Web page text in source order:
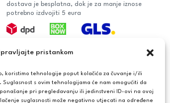
pristankom
koristimo tehnologije poput kolačića za čuvanje i/ili
s ovim tehnologijama će nam omogućiti da
pri pregledavanju ili jedinstveni ID-ovi na ovoj
suglasnosti može negativno utjecati na određene
dostava je besplatna, dok je za manje iznose
potrebno izdvojiti 5 eura
Bankovna transakcija, plaćanje prilikom